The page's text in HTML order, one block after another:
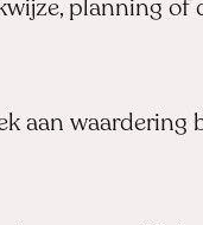
planning of
aan waardering